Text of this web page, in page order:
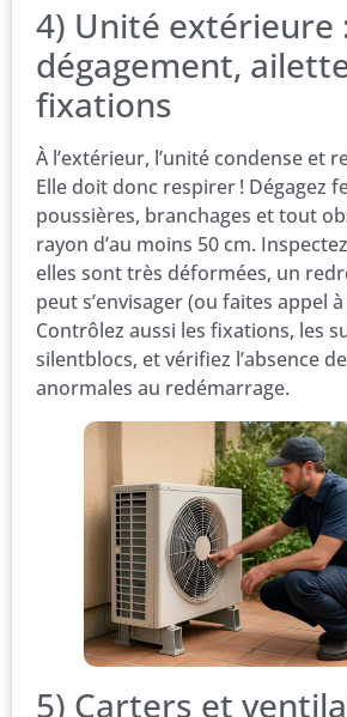
4) Unité extérieure
dégagement,
fixations
À l’extérieur, l’unité condense et
Elle doit donc respirer ! Dégagez
poussières, branchages et tout
rayon d’au moins 50 cm.
elles sont très déformées, un
peut s’envisager (ou faites appel
Contrôlez aussi les fixations, les
silentblocs, et vérifiez l’absence
anormales au redémarrage.
5) Carters et